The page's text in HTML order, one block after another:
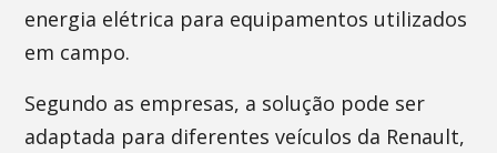
energia elétrica para equipamentos utilizados
em campo.
Segundo as empresas, a solução pode ser
adaptada para diferentes veículos da Renault,